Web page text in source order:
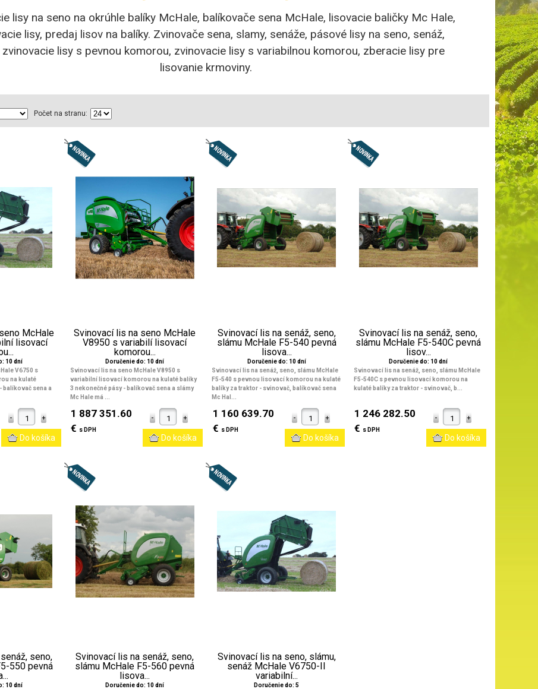
lisy na seno na okrúhle balíky McHale, balíkovače sena McHale, lisovacie baličky Mc Hale,
lisy, predaj lisov na balíky. Zvinovače sena, slamy, senáže, pásové lisy na seno, senáž,
zvinovacie lisy s pevnou komorou, zvinovacie lisy s variabilnou komorou, zberacie lisy pre
lisovanie krmoviny.
Počet na stranu:
McHale
lisovací
10 dní
V6750 s
na kulaté
balíkovač sena a
Svinovací lis na seno McHale
V8950 s variabilí lisovací
komorou...
Doručenie do: 10 dní
Svinovací lis na seno McHale V8950 s
variabilní lisovací komorou na kulaté balíky
3 nekonečné pásy- balíkovač sena a slámy
Mc Hale má ...
1 887 351.60
€ s DPH
Svinovací lis na senáž, seno,
slámu McHale F5-540 pevná
lisova...
Doručenie do: 10 dní
Svinovací lis na senáž, seno, slámu McHale
F5-540 s pevnou lisovací komorou na kulaté
balíky za traktor - svinovač, balíkovač sena
Mc Hal...
1 160 639.70
€ s DPH
Svinovací lis na senáž, seno,
slámu McHale F5-540C pevná
lisov...
Doručenie do: 10 dní
Svinovací lis na senáž, seno, slámu McHale
F5-540C s pevnou lisovací komorou na
kulaté balíky za traktor- svinovač, b...
1 246 282.50
€ s DPH
seno,
550 pevná
10 dní
Svinovací lis na senáž, seno,
slámu McHale F5-560 pevná
lisova...
Doručenie do: 10 dní
Svinovací lis na seno, slámu,
senáž McHale V6750-II
variabilní...
Doručenie do: 5